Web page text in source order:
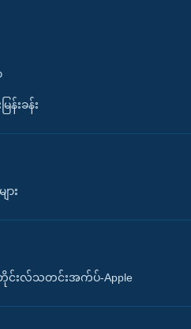
န်းခန်း
ား
းလ်သတင်းအက်ပ်-Apple